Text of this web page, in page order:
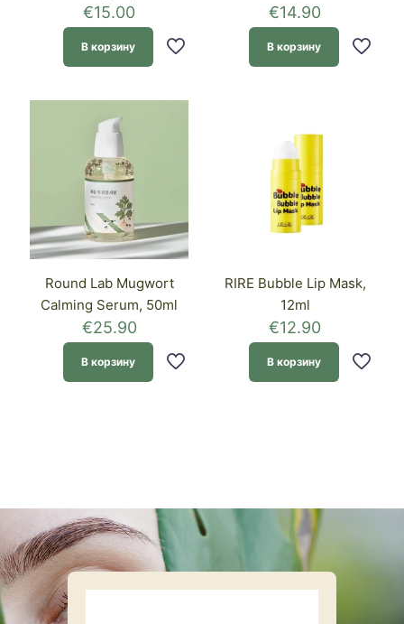
€15.00
В корзину
€14.90
В корзину
Round Lab Mugwort
Calming Serum, 50ml
€25.90
В корзину
RIRE Bubble Lip Mask,
12ml
€12.90
В корзину